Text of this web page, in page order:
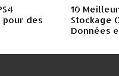
pour des
10
Stockage
Données